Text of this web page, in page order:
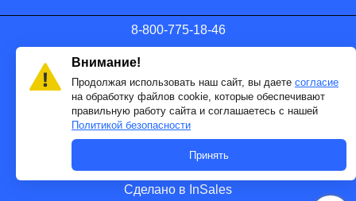
8-800-775-18-46
info@antenna.ru
Сделано в InSales
Внимание!
Продолжая использовать наш сайт, вы даете согласие
на обработку файлов cookie, которые обеспечивают
правильную работу сайта и соглашаетесь с нашей
Политикой безопасности
Принять